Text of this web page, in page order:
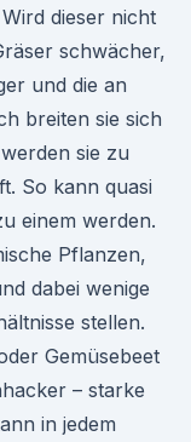
dieser nicht
schwächer,
und die an
breiten sie sich
sie zu
So kann quasi
einem werden.
Pflanzen,
dabei wenige
stellen.
Gemüsebeet
– starke
in jedem